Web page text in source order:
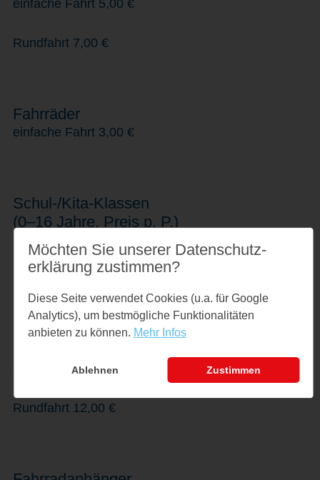
einfache Fahrt 5,00 €
Rundfahrt 7,00 €
Fahrräder
einfache Fahrt 3,00 €
Schul-/Kita-Klassen
(0–16 Jahre, Preis p. P.)
7,00 €
einfache Fahrt 7,00 €
Rundfahrt 12,00 €
Möchten Sie unserer Datenschutz­
erklärung zustimmen?
Diese Seite verwendet Cookies (u.a. für Google
Analytics), um bestmögliche Funktionalitäten
anbieten zu können. Mehr Infos
Ablehnen Zustimmen